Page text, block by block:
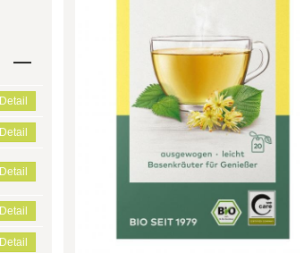
Detail
Detail
Detail
Detail
Detail